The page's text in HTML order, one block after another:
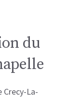
du
Crecy-La-